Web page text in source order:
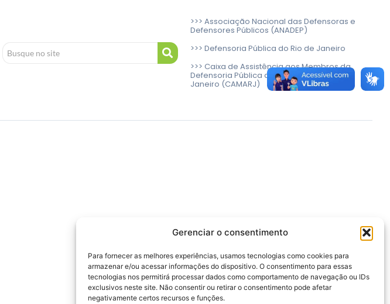
Gerenciar o consentimento
Para fornecer as melhores experiências, usamos tecnologias como cookies para
armazenar e/ou acessar informações do dispositivo. O consentimento para essas
tecnologias nos permitirá processar dados como comportamento de navegação ou IDs
exclusivos neste site. Não consentir ou retirar o consentimento pode afetar
negativamente certos recursos e funções.
>>> Associação Nacional das Defensoras e
Defensores Públicos (ANADEP)
>>> Defensoria Pública do Rio de Janeiro
>>> Caixa de Assistência aos Membros da
Defensoria Pública do Estado do Rio de
Janeiro (CAMARJ)